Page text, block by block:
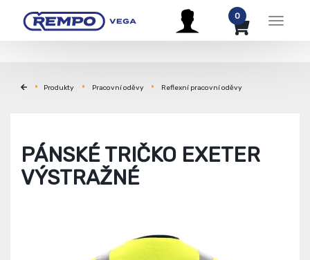
Menu
0
Produkty Pracovní oděvy Reflexní pracovní oděvy
PÁNSKÉ TRIČKO EXETER
VÝSTRAŽNÉ